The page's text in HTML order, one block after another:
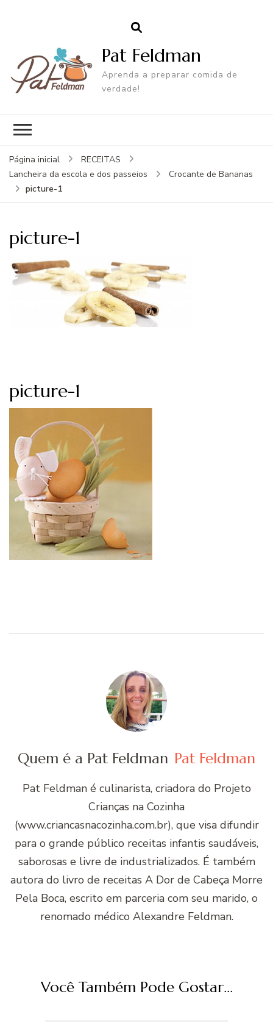
Pat Feldman
Aprenda a preparar comida de
verdade!
Página inicial
RECEITAS
Lancheira da escola e dos passeios
Crocante de Bananas
picture-1
picture-1
picture-1
Quem é a Pat Feldman Pat Feldman
Pat Feldman é culinarista, criadora do Projeto
Crianças na Cozinha
(www.criancasnacozinha.com.br), que visa difundir
para o grande público receitas infantis saudáveis,
saborosas e livre de industrializados. É também
autora do livro de receitas A Dor de Cabeça Morre
Pela Boca, escrito em parceria com seu marido, o
renomado médico Alexandre Feldman.
Você Também Pode Gostar...